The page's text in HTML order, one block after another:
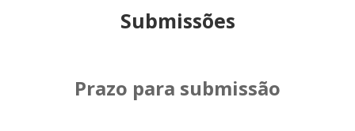
Submissões
Prazo para submissão